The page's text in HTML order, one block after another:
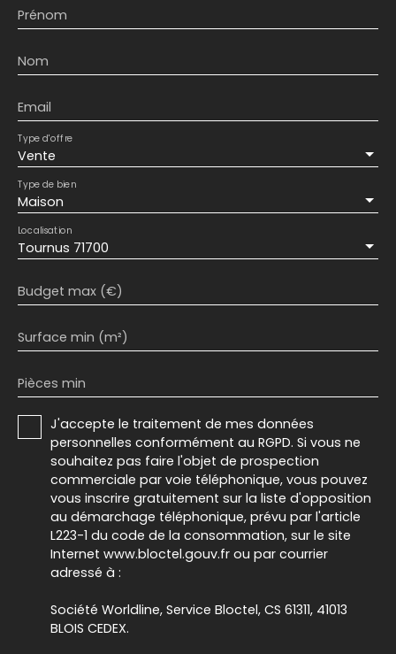
Prénom
Nom
Email
Vente
Type d'offre
Maison
Type de bien
Tournus 71700
Localisation
Budget max (€)
Surface min (m²)
Pièces min
J'accepte le traitement de mes données
personnelles conformément au RGPD. Si vous ne
souhaitez pas faire l'objet de prospection
commerciale par voie téléphonique, vous pouvez
vous inscrire gratuitement sur la liste d'opposition
au démarchage téléphonique, prévu par l'article
L223-1 du code de la consommation, sur le site
Internet www.bloctel.gouv.fr ou par courrier
adressé à :
Société Worldline, Service Bloctel, CS 61311, 41013
BLOIS CEDEX.